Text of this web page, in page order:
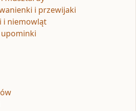
i przewijaki
i niemowląt